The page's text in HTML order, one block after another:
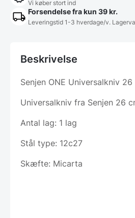
Vi køber stort ind
Forsendelse fra kun 39 kr.
Leveringstid 1-3 hverdage/v.
Beskrivelse
Senjen ONE Universalkniv 26
Universalkniv fra Senjen 26
Antal lag: 1 lag
Stål type: 12c27
Skæfte: Micarta